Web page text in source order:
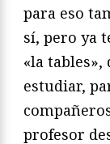
para eso
sí, pero ya
«la tables»,
estudiar,
profesor